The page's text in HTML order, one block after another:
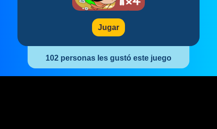
Jugar
102 personas les gustó este juego